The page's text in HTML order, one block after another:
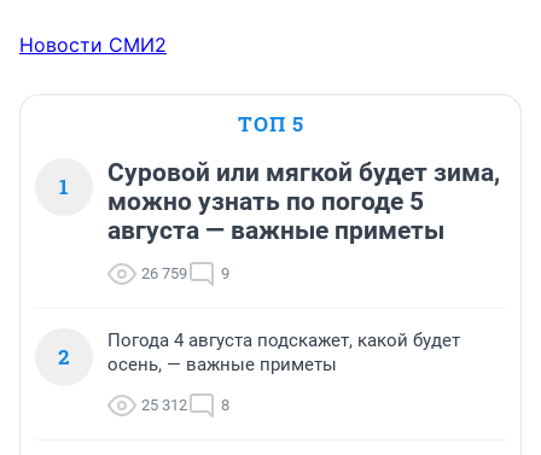
Новости СМИ2
ТОП 5
1
Суровой или мягкой будет зима,
можно узнать по погоде 5
августа — важные приметы
26 759 9
2
Погода 4 августа подскажет, какой будет
осень, — важные приметы
25 312 8